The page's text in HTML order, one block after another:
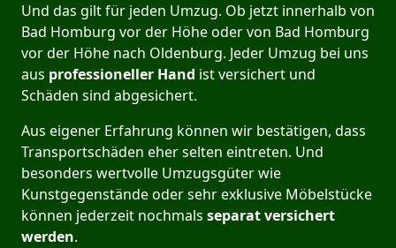
Und das gilt für jeden Umzug. Ob jetzt innerhalb von
Bad Homburg vor der Höhe oder von Bad Homburg
vor der Höhe nach Oldenburg. Jeder Umzug bei uns
aus professioneller Hand ist versichert und
Schäden sind abgesichert.
Aus eigener Erfahrung können wir bestätigen, dass
Transportschäden eher selten eintreten. Und
besonders wertvolle Umzugsgüter wie
Kunstgegenstände oder sehr exklusive Möbelstücke
können jederzeit nochmals separat versichert
werden.